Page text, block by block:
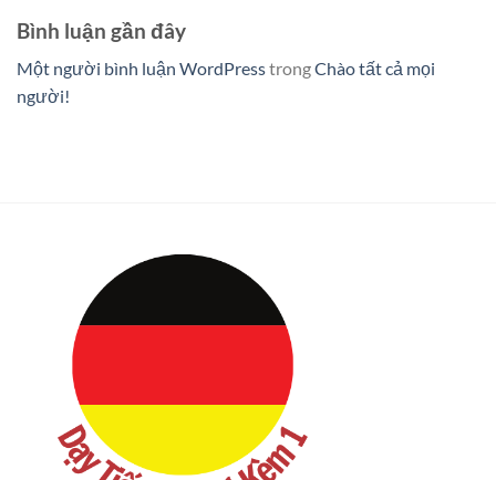
Bình luận gần đây
Một người bình luận WordPresstrongChào tất cả mọi
người!